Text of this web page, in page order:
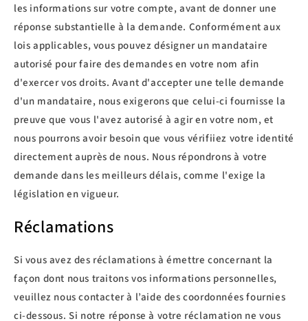
les informations sur votre compte, avant de donner une
réponse substantielle à la demande. Conformément aux
lois applicables, vous pouvez désigner un mandataire
autorisé pour faire des demandes en votre nom afin
d'exercer vos droits. Avant d'accepter une telle demande
d'un mandataire, nous exigerons que celui-ci fournisse la
preuve que vous l'avez autorisé à agir en votre nom, et
nous pourrons avoir besoin que vous vérifiiez votre identité
directement auprès de nous. Nous répondrons à votre
demande dans les meilleurs délais, comme l'exige la
législation en vigueur.
Réclamations
Si vous avez des réclamations à émettre concernant la
façon dont nous traitons vos informations personnelles,
veuillez nous contacter à l’aide des coordonnées fournies
ci-dessous. Si notre réponse à votre réclamation ne vous